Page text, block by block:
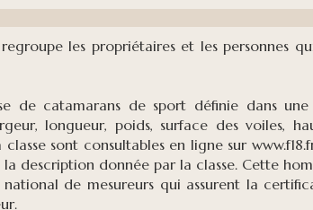
les propriétaires et les personnes
de catamarans de sport définie dans
longueur, poids, surface des voiles,
sont consultables en ligne sur
description donnée par la classe. Cette
de mesureurs qui assurent la